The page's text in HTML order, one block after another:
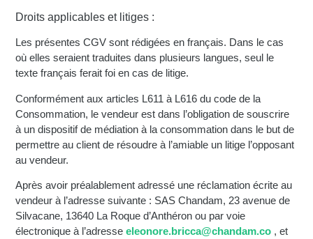
Droits applicables et litiges :
Les présentes CGV sont rédigées en français. Dans le cas
où elles seraient traduites dans plusieurs langues, seul le
texte français ferait foi en cas de litige.
Conformément aux articles L611 à L616 du code de la
Consommation, le vendeur est dans l’obligation de souscrire
à un dispositif de médiation à la consommation dans le but de
permettre au client de résoudre à l’amiable un litige l’opposant
au vendeur.
Après avoir préalablement adressé une réclamation écrite au
vendeur à l’adresse suivante : SAS Chandam, 23 avenue de
Silvacane, 13640 La Roque d’Anthéron ou par voie
électronique à l’adresseeleonore.bricca@chandam.co , et